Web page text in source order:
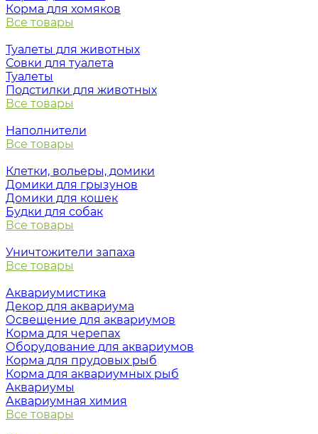
Корма для хомяков
Все товары
Туалеты для животных
Совки для туалета
Туалеты
Подстилки для животных
Все товары
Наполнители
Все товары
Клетки, вольеры, домики
Домики для грызунов
Домики для кошек
Будки для собак
Все товары
Уничтожители запаха
Все товары
Аквариумистика
Декор для аквариума
Освещение для аквариумов
Корма для черепах
Оборудование для аквариумов
Корма для прудовых рыб
Корма для аквариумных рыб
Аквариумы
Аквариумная химия
Все товары